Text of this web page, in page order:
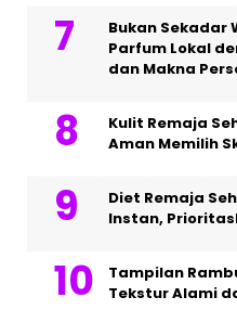
Bukan Sekadar
Parfum Lokal
dan Makna
Kulit Remaja
Aman Memilih
Diet Remaja
Instan,
Tampilan
Tekstur Alami